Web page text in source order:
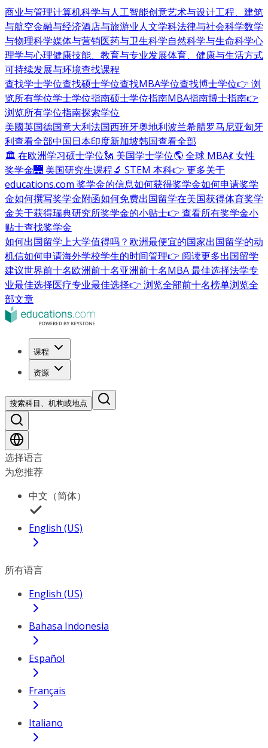
商业与管理计算机科学与人工智能创意艺术与设计工程、建筑
与航空金融与经济酒店与旅游业人文学科法律与社会科学数学
与物理科学媒体与营销医药与卫生科学自然科学与生命科学心
理学与心理健康技能、教育与专业发展体育、健康与生活方式
可持续发展与环境查找课程
查找学士学位查找硕士学位查找MBA学位查找博士学位👉 浏
览所有学位学士学位指南硕士学位指南MBA指南博士指南👉
浏览所有学位指南探索学位
美國英国德国意大利法国西班牙奥地利波兰希腊罗马尼亚匈牙
利查看全部中国日本印度新加坡韩国查看全部
🏛 在欧洲学习硕士学位🗽 美国学士学位🌎 全球 MBA💃 女性
奖学金🌉 美国研究生课程🔬 STEM 本科👉 更多关于
educations.com 奖学金的信息如何获得奖学金如何申请奖学
金如何撰写奖学金附函如何免费出国留学在美国获得体育奖学
金关于获得瑞典研究所奖学金的小贴士👉 查看所有奖学金小
贴士查找奖学金
如何出国留学上大学值得吗？ 欧洲最便宜的国家出国留学的动
机信如何申请海外学校学生的时间管理👉 阅读更多出国留学
建议世界前十名欧洲前十名亚洲前十名MBA 最佳选择法学专
业最佳选择医疗专业最佳选择👉 浏览全部前十名榜单浏览全
部文章
课程
资源
搜索科目、机构或地点
选择语言
为您推荐
中文（简体）
English (US)
所有语言
English (US)
Bahasa Indonesia
Español
Français
Italiano